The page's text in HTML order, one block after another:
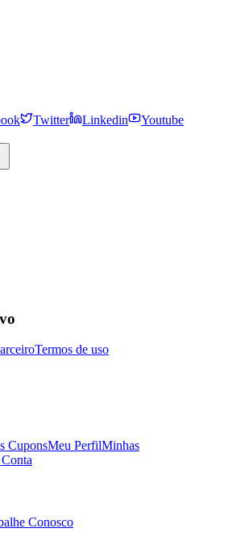
Twitter Linkedin Youtube
Termos de uso
CuponsMeu PerfilMinhas
Conosco